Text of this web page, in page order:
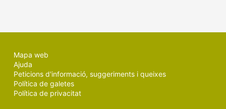
Mapa web
Ajuda
Peticions d'informació, suggeriments i queixes
Política de galetes
Política de privacitat